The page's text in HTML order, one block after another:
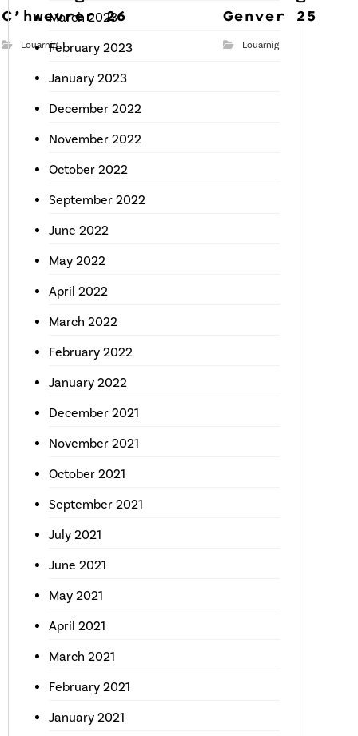
C’hwevrer 26
Louarnig
Genver 25
Louarnig
March 2023
February 2023
January 2023
December 2022
November 2022
October 2022
September 2022
June 2022
May 2022
April 2022
March 2022
February 2022
January 2022
December 2021
November 2021
October 2021
September 2021
July 2021
June 2021
May 2021
April 2021
March 2021
February 2021
January 2021